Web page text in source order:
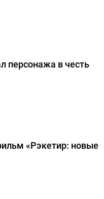
персонажа в честь
«Рэкетир: новые